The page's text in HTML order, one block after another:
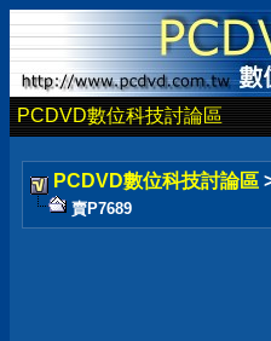
PCDVD數位科技討論區
PCDVD數位科技討論區
賣P7689